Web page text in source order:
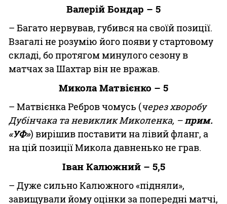
Валерій Бондар – 5
– Багато нервував, губився на своїй позиції.
Взагалі не розумію його появи у стартовому
складі, бо протягом минулого сезону в
матчах за Шахтар він не вражав.
Микола Матвієнко – 5
– Матвієнка Ребров чомусь (через хворобу
Дубінчака та невиклик Миколенка, –прим.
«УФ») вирішив поставити на лівий фланг, а
на цій позиції Микола давненько не грав.
Іван Калюжний – 5,5
– Дуже сильно Калюжного «підняли»,
завищували йому оцінки за попередні матчі,